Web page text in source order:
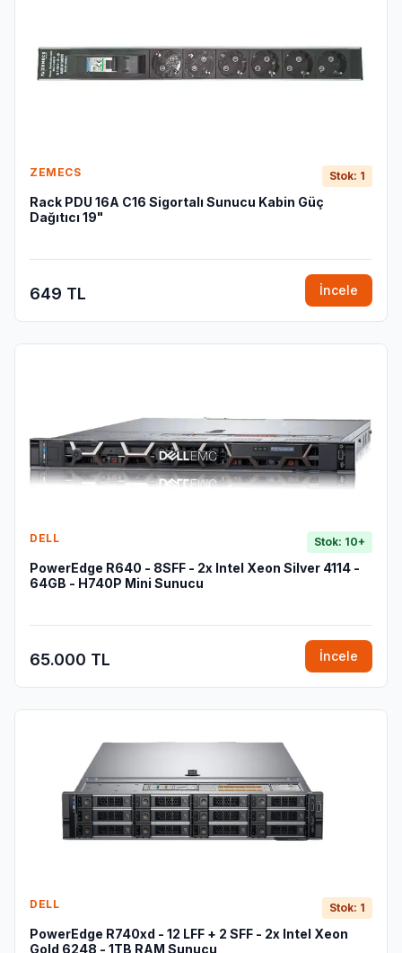
ZEMECS Stok: 1
Rack PDU 16A C16 Sigortalı Sunucu Kabin Güç
Dağıtıcı 19"
649 TL İncele
DELL Stok: 10+
PowerEdge R640 - 8SFF - 2x Intel Xeon Silver 4114 -
64GB - H740P Mini Sunucu
65.000 TL İncele
DELL Stok: 1
PowerEdge R740xd - 12 LFF + 2 SFF - 2x Intel Xeon
Gold 6248 - 1TB RAM Sunucu